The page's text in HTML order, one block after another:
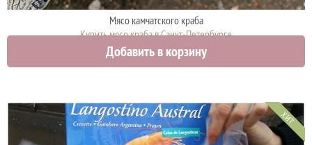
Мясо камчатского краба
Купить мясо краба в Санкт-Петербурге
3100 руб.
Добавить в корзину
ХИТ